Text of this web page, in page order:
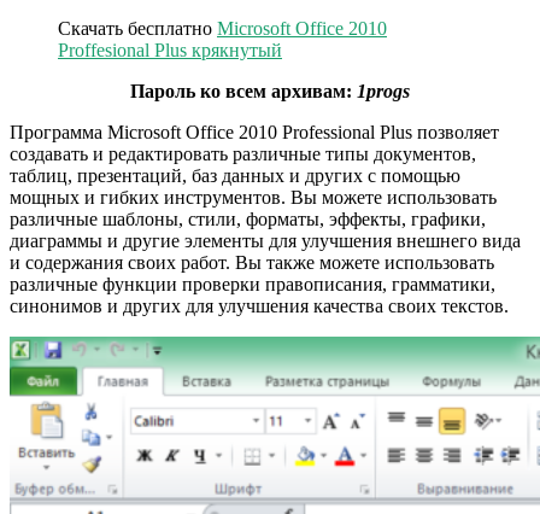
Скачать бесплатно Microsoft Office 2010
Proffesional Plus крякнутый
Пароль ко всем архивам: 1progs
Программа Microsoft Office 2010 Professional Plus позволяет
создавать и редактировать различные типы документов,
таблиц, презентаций, баз данных и других с помощью
мощных и гибких инструментов. Вы можете использовать
различные шаблоны, стили, форматы, эффекты, графики,
диаграммы и другие элементы для улучшения внешнего вида
и содержания своих работ. Вы также можете использовать
различные функции проверки правописания, грамматики,
синонимов и других для улучшения качества своих текстов.